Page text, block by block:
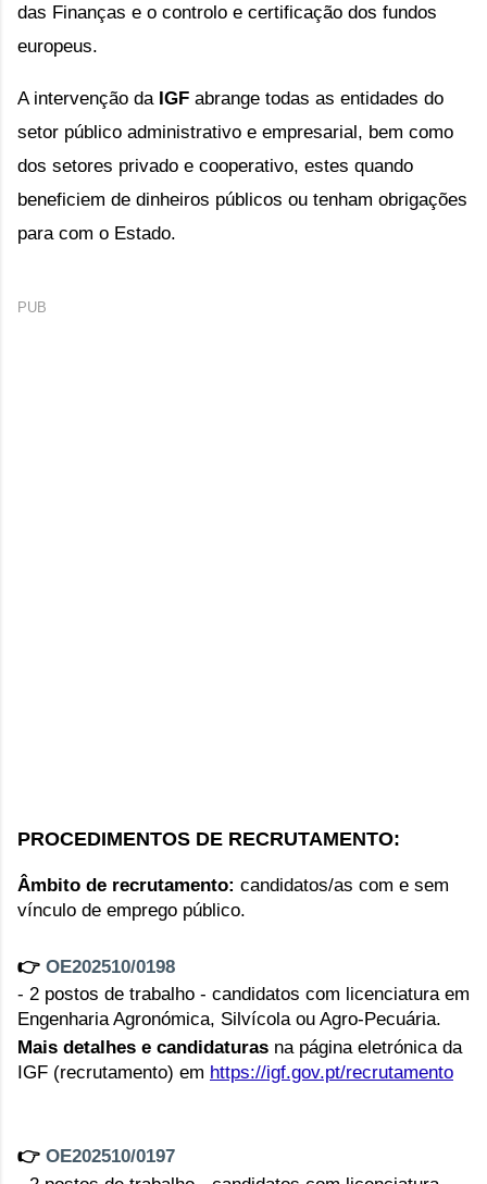
das Finanças e o controlo e certificação dos fundos
europeus.
A intervenção daIGF abrange todas as entidades do
setor público administrativo e empresarial, bem como
dos setores privado e cooperativo, estes quando
beneficiem de dinheiros públicos ou tenham obrigações
para com o Estado.
PUB
PROCEDIMENTOS DE RECRUTAMENTO:
Âmbito de recrutamento: candidatos/as com e sem
vínculo de emprego público.
👉 OE202510/0198
- 2 postos de trabalho - candidatos com licenciatura em
Engenharia Agronómica, Silvícola ou Agro-Pecuária.
Mais detalhes e candidaturas na página eletrónica da
IGF (recrutamento) em https://igf.gov.pt/recrutamento
👉 OE202510/0197